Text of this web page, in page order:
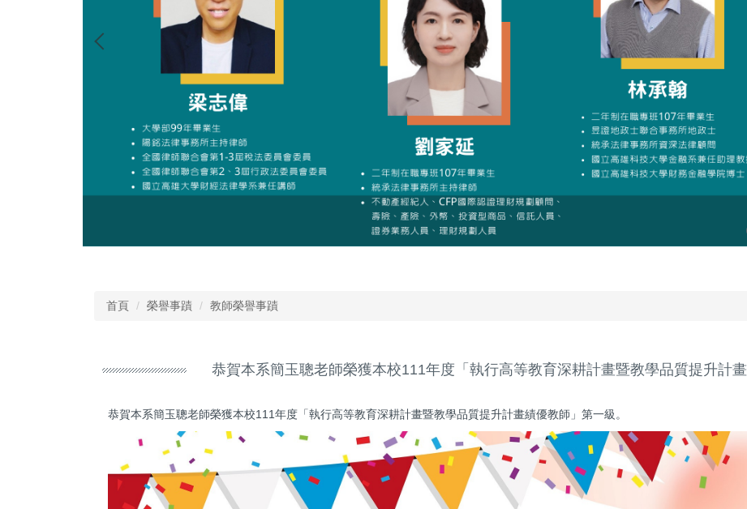
首頁 榮譽事蹟 教師榮譽事蹟
恭賀本系簡玉聰老師榮獲本校111年度「執行高等教育深耕計畫暨教學品質提升計畫
恭賀本系簡玉聰老師榮獲本校111年度「執行高等教育深耕計畫暨教學品質提升計畫績優教師」第一級。